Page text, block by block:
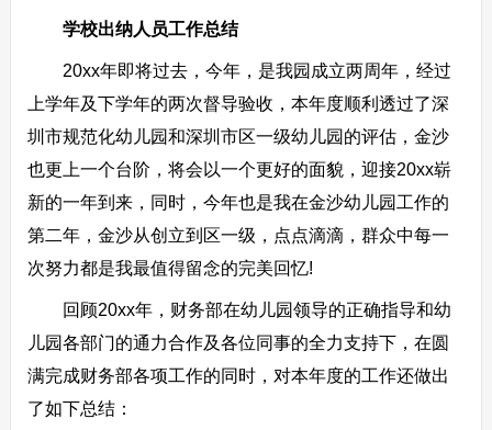
学校出纳人员工作总结
20xx年即将过去，今年，是我园成立两周年，经过
上学年及下学年的两次督导验收，本年度顺利透过了深
圳市规范化幼儿园和深圳市区一级幼儿园的评估，金沙
也更上一个台阶，将会以一个更好的面貌，迎接20xx崭
新的一年到来，同时，今年也是我在金沙幼儿园工作的
第二年，金沙从创立到区一级，点点滴滴，群众中每一
次努力都是我最值得留念的完美回忆!
回顾20xx年，财务部在幼儿园领导的正确指导和幼
儿园各部门的通力合作及各位同事的全力支持下，在圆
满完成财务部各项工作的同时，对本年度的工作还做出
了如下总结：